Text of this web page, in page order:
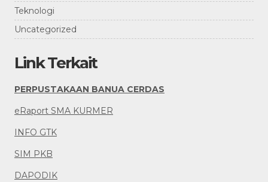
Teknologi
Uncategorized
Link Terkait
PERPUSTAKAAN BANUA CERDAS
eRaport SMA KURMER
INFO GTK
SIM PKB
DAPODIK